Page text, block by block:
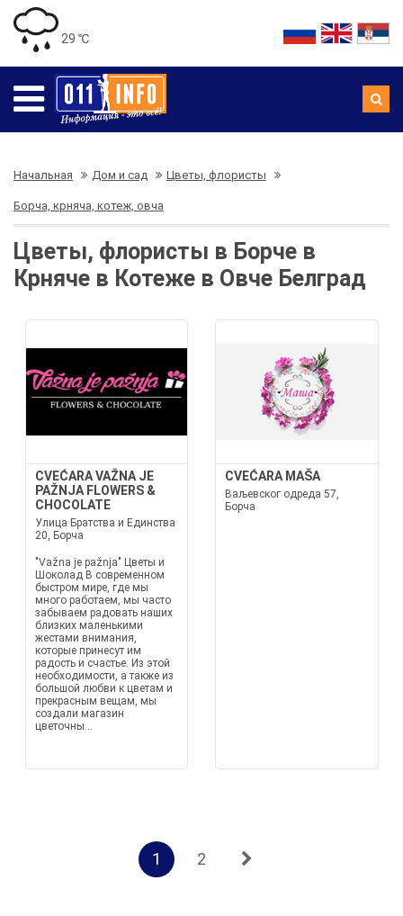
29 ℃
Начальная Дом и сад Цветы, флористы
Борча, крняча, котеж, овча
Цветы, флористы в Борче в
Крняче в Котеже в Овче Белград
CVEĆARA VAŽNA JE
PAŽNJA FLOWERS &
CHOCOLATE
Улица Братства и Единства
20, Борча
"Važna je pažnja" Цветы и
Шоколад В современном
быстром мире, где мы
много работаем, мы часто
забываем радовать наших
близких маленькими
жестами внимания,
которые принесут им
радость и счастье. Из этой
необходимости, а также из
большой любви к цветам и
прекрасным вещам, мы
создали магазин
цветочны...
CVEĆARA MAŠA
Ваљевског одреда 57,
Борча
1 2